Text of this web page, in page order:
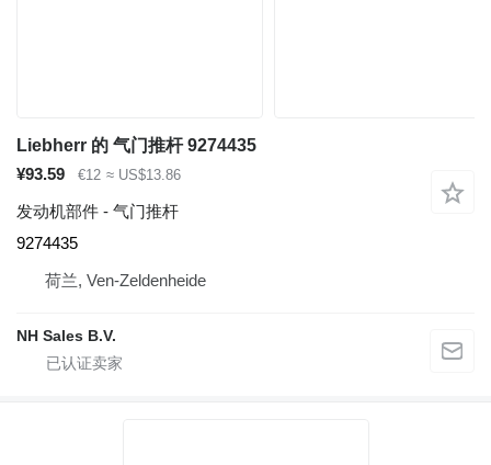
Liebherr 的 气门推杆 9274435
¥93.59
€12 ≈ US$13.86
发动机部件 - 气门推杆
9274435
荷兰, Ven-Zeldenheide
NH Sales B.V.